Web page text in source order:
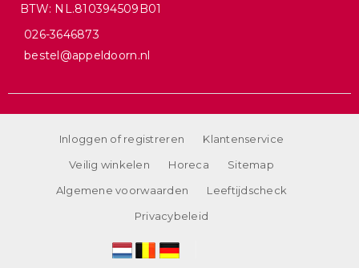
BTW: NL.810394509B01
026-3646873
bestel@appeldoorn.nl
Inloggen of registreren
Klantenservice
Veilig winkelen
Horeca
Sitemap
Algemene voorwaarden
Leeftijdscheck
Privacybeleid